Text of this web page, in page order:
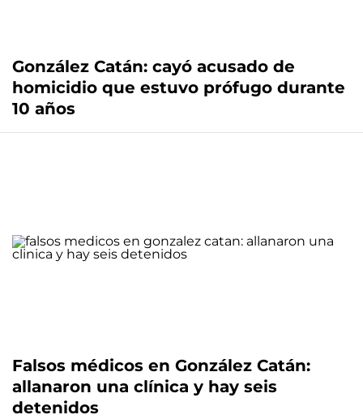
González Catán: cayó acusado de
homicidio que estuvo prófugo durante
10 años
Falsos médicos en González Catán:
allanaron una clínica y hay seis
detenidos